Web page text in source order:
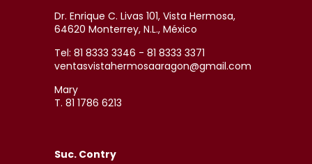
Dr. Enrique C. Livas 101, Vista Hermosa,
64620 Monterrey, N.L., México
Tel: 81 8333 3346 - 81 8333 3371
ventasvistahermosaaragon@gmail.com
Mary
T. 81 1786 6213
Suc. Contry